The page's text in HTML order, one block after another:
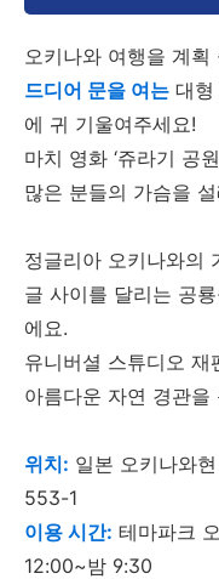
오키나와 여행을 계획
드디어 문을 여는 대형
에 귀 기울여주세요!
마치 영화 ‘쥬라기 공
많은 분들의 가슴을
정글리아 오키나와의
글 사이를 달리는 공
에요.
유니버셜 스튜디오
아름다운 자연 경관
위치: 일본 오키나와
553-1
이용 시간: 테마파크
12:00~밤 9:30